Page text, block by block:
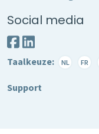
Social media
Taalkeuze: NL FR
Support